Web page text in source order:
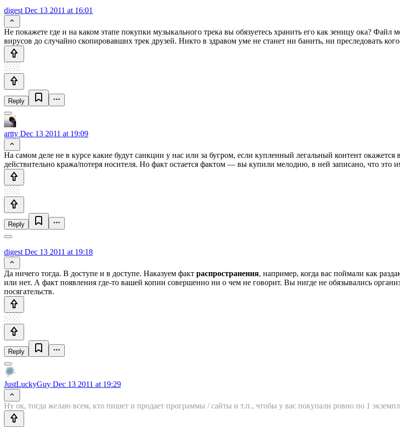
digest Dec 13 2011 at 16:01
Не покажете где и на каком этапе покупки музыкального трека вы обязуетесь хранить его как зеницу ока? Файл
вирусов до случайно скопировавших трек друзей. Никто в здравом уме не станет ни банить, ни преследовать
Reply
artty Dec 13 2011 at 19:09
На самом деле не в курсе какие будут санкции у нас или за бугром, если купленный легальный контент
действительно кража/потеря носителя. Но факт остается фактом — вы купили мелодию, в ней записано, что
Reply
digest Dec 13 2011 at 19:18
Да ничего тогда. В доступе и в доступе. Наказуем факт распространения, например, когда вас поймали как
или нет. А факт появления где-то вашей копии совершенно ни о чем не говорит. Вы нигде не обязывались
посягательств.
Reply
JustLuckyGuy Dec 13 2011 at 19:29
Ну ок, тогда желаю всем, кто пишет и продает программы / сайты и т.п., чтобы у вас покупали ровно по 1